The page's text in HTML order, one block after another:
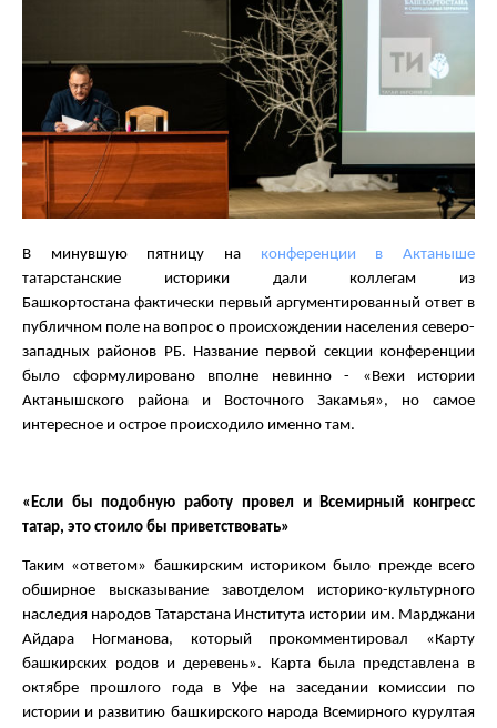
В минувшую пятницу на конференции в Актаныше
татарстанские историки дали коллегам из
Башкортостана фактически первый аргументированный ответ в
публичном поле на вопрос о происхождении населения северо-
западных районов РБ. Название первой секции конференции
было сформулировано вполне невинно - «Вехи истории
Актанышского района и Восточного Закамья», но самое
интересное и острое происходило именно там.
«Если бы подобную работу провел и Всемирный конгресс
татар, это стоило бы приветствовать»
Таким «ответом» башкирским историком было прежде всего
обширное высказывание завотделом историко-культурного
наследия народов Татарстана Института истории им. Марджани
Айдара Ногманова, который прокомментировал «Карту
башкирских родов и деревень». Карта была представлена в
октябре прошлого года в Уфе на заседании комиссии по
истории и развитию башкирского народа Всемирного курултая